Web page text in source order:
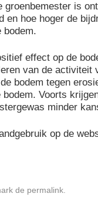
is
en hoe hoger de
bodem.
effect op de
van de activiteit
bodem tegen
Voorts
minder
op de
de permalink